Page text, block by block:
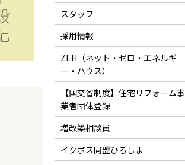
スタッフ
採用情報
ZEH（ネット・ゼロ・エネルギ
ー・ハウス）
【国交省制度】住宅リフォーム事
業者団体登録
増改築相談員
イクボス同盟ひろしま